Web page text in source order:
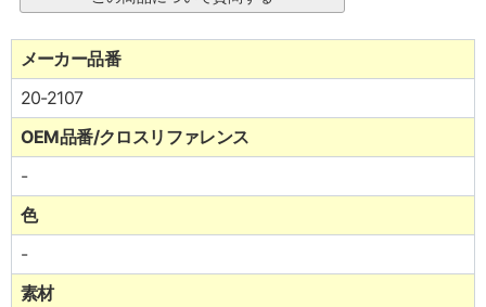
メーカー品番
20-2107
OEM品番/クロスリファレンス
-
色
-
素材